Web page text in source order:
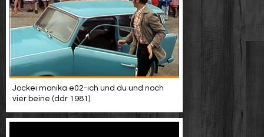
Jockei monika e02-ich und du und noch
vier beine (ddr 1981)